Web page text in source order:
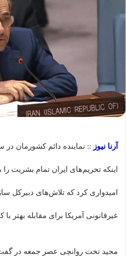
آرنا نیوز :: نماینده دائم کشورمان در
اینکه تحریم‌های ایران تمام بشریت
امیدواری کرد که تلاش‌های دبیرکل
غیرقانونی آمریکا برای مقابله بهتر با
مجید تخت روانچی عصر جمعه در